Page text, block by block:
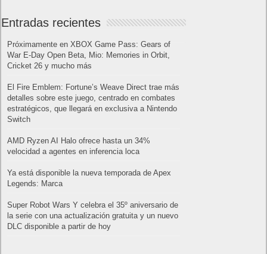
Entradas recientes
Próximamente en XBOX Game Pass: Gears of
War E-Day Open Beta, Mio: Memories in Orbit,
Cricket 26 y mucho más
El Fire Emblem: Fortune’s Weave Direct trae más
detalles sobre este juego, centrado en combates
estratégicos, que llegará en exclusiva a Nintendo
Switch
AMD Ryzen AI Halo ofrece hasta un 34%
velocidad a agentes en inferencia loca
Ya está disponible la nueva temporada de Apex
Legends: Marca
Super Robot Wars Y celebra el 35º aniversario de
la serie con una actualización gratuita y un nuevo
DLC disponible a partir de hoy